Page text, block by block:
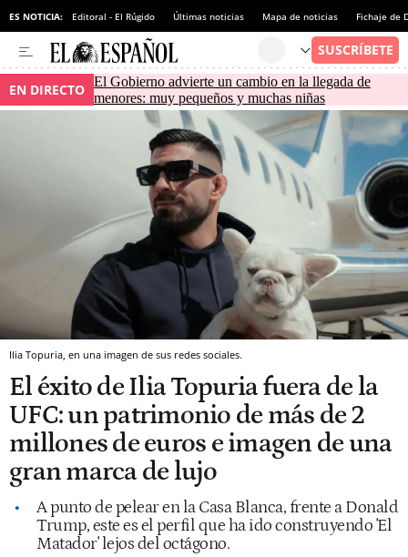
ES NOTICIA: Editoral - El Rúgido Últimas noticias Mapa de noticias Fichaje de
EN DIRECTO El Gobierno advierte un cambio en la llegada de
menores: muy pequeños y muchas niñas
Ilia Topuria, en una imagen de sus redes sociales.
El éxito de Ilia Topuria fuera de la
UFC: un patrimonio de más de 2
millones de euros e imagen de una
gran marca de lujo
A punto de pelear en la Casa Blanca, frente a Donald
Trump, este es el perfil que ha ido construyendo 'El
Matador' lejos del octágono.